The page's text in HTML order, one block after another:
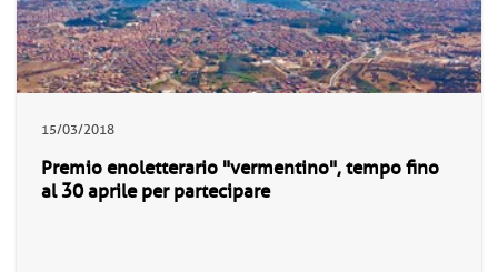
15/03/2018
Premio enoletterario "vermentino", tempo fino
al 30 aprile per partecipare